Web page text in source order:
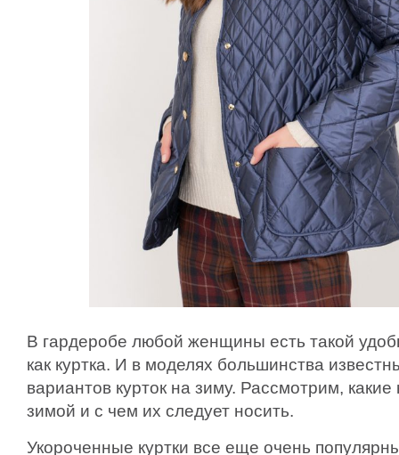
В гардеробе любой женщины есть такой
как куртка. И в моделях большинства
вариантов курток на зиму. Рассмотрим, какие
зимой и с чем их следует носить.
Укороченные куртки все еще очень